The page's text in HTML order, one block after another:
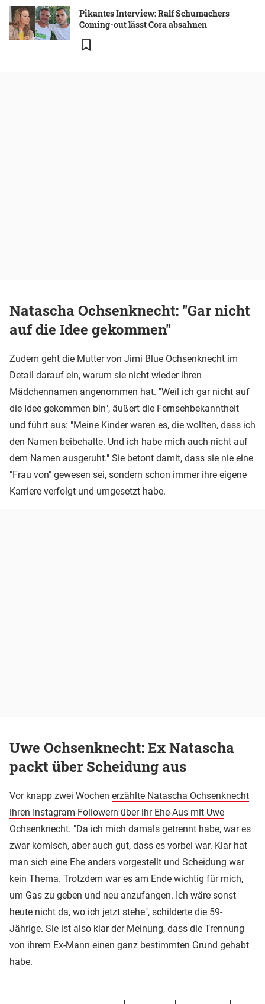
Pikantes Interview: Ralf Schumachers
Coming-out lässt Cora absahnen
Natascha Ochsenknecht: "Gar nicht
auf die Idee gekommen"
Zudem geht die Mutter von Jimi Blue Ochsenknecht im
Detail darauf ein, warum sie nicht wieder ihren
Mädchennamen angenommen hat. "Weil ich gar nicht auf
die Idee gekommen bin", äußert die Fernsehbekanntheit
und führt aus: "Meine Kinder waren es, die wollten, dass ich
den Namen beibehalte. Und ich habe mich auch nicht auf
dem Namen ausgeruht." Sie betont damit, dass sie nie eine
"Frau von" gewesen sei, sondern schon immer ihre eigene
Karriere verfolgt und umgesetzt habe.
Uwe Ochsenknecht: Ex Natascha
packt über Scheidung aus
Vor knapp zwei Wochen erzählte Natascha Ochsenknecht
ihren Instagram-Followern über ihr Ehe-Aus mit Uwe
Ochsenknecht. "Da ich mich damals getrennt habe, war es
zwar komisch, aber auch gut, dass es vorbei war. Klar hat
man sich eine Ehe anders vorgestellt und Scheidung war
kein Thema. Trotzdem war es am Ende wichtig für mich,
um Gas zu geben und neu anzufangen. Ich wäre sonst
heute nicht da, wo ich jetzt stehe", schilderte die 59-
Jährige. Sie ist also klar der Meinung, dass die Trennung
von ihrem Ex-Mann einen ganz bestimmten Grund gehabt
habe.